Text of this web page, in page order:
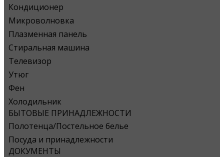
Кондиционер
Микроволновка
Плазменная панель
Стиральная машина
Телевизор
Утюг
Фен
Холодильник
БЫТОВЫЕ ПРИНАДЛЕЖНОСТИ
Полотенца/Постельное белье
Посуда и принадлежности
ДОКУМЕНТЫ